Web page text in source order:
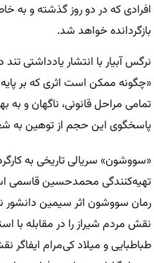
افرادی که در دو روز گذشته و به
بازگردانده خواهد شد.
نرگس آبیار با انتشار یادداشتی
«چگونه ممکن است اثری که بر
تمامی مراحل قانونی، ناگهان و
پاسخگوی این حجم از توهین به
«سووشون» سریالی تاریخی به
تهیه‌کنندگی محمدحسین قاسمی
رمان سووشون اثر سیمین
نقش مردم شیراز را در مقابله با
طباطبایی و میلاد کی‌مرام